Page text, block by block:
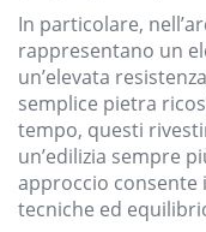
In particolare,
rappresentano un
un’elevata
semplice pietra
tempo, questi
un’edilizia sempre
approccio consente
tecniche ed